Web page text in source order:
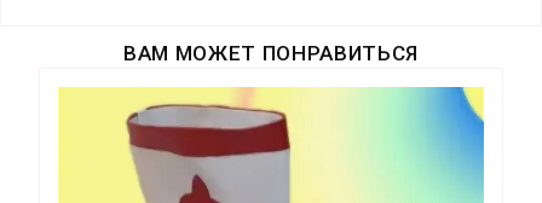
ВАМ МОЖЕТ ПОНРАВИТЬСЯ